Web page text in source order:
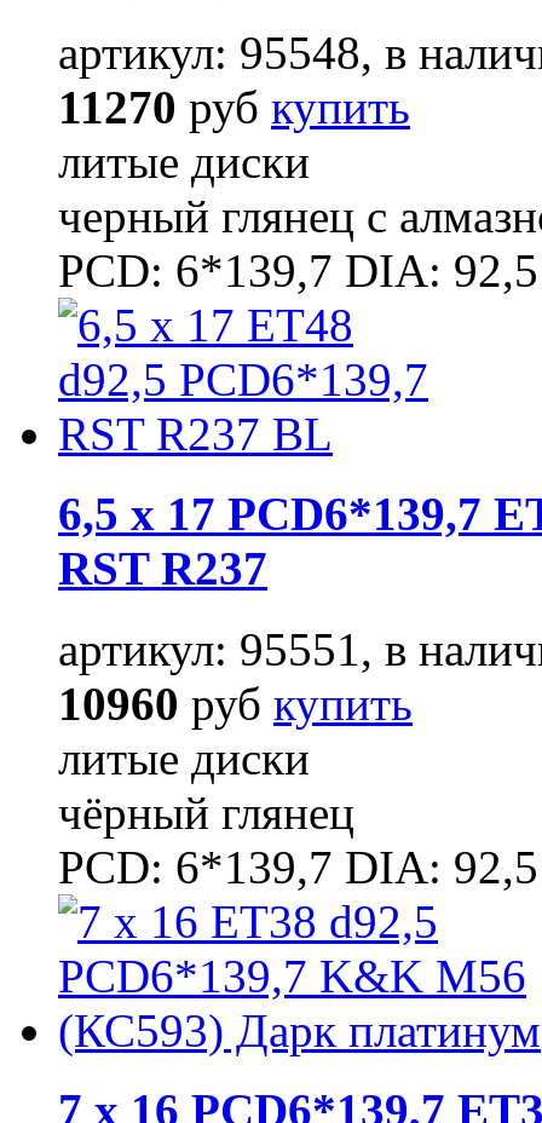
артикул: 95548, в
11270 руб купить
литые диски
черный глянец с
PCD: 6*139,7 DIA: 92,5
6,5 x 17 PCD6*139,7
RST R237
артикул: 95551, в
10960 руб купить
литые диски
чёрный глянец
PCD: 6*139,7 DIA: 92,5
7 x 16 PCD6*139,7